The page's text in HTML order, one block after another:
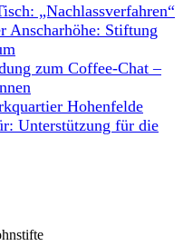
„Nachlassverfahren“
Anscharhöhe: Stiftung
zum Coffee-Chat –
Hohenfelde
Unterstützung für die